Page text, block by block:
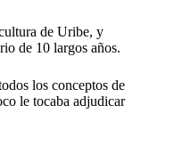
de Uribe, y
de 10 largos años.
los conceptos de
le tocaba adjudicar